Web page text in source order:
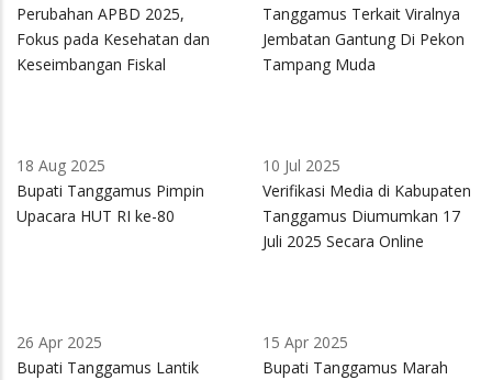
Perubahan APBD 2025,
Fokus pada Kesehatan dan
Keseimbangan Fiskal
Tanggamus Terkait Viralnya
Jembatan Gantung Di Pekon
Tampang Muda
18 Aug 2025
Bupati Tanggamus Pimpin
Upacara HUT RI ke-80
10 Jul 2025
Verifikasi Media di Kabupaten
Tanggamus Diumumkan 17
Juli 2025 Secara Online
26 Apr 2025
Bupati Tanggamus Lantik
15 Apr 2025
Bupati Tanggamus Marah